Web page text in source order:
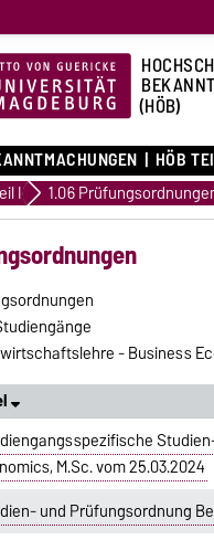
(HÖB)
HÖB
I 1.06
- Business
M.Sc. vom 25.03.2024
und Prüfungsordnung